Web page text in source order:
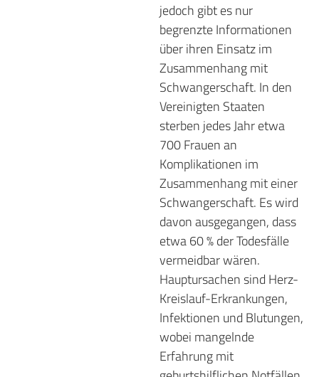
jedoch gibt es nur
begrenzte Informationen
über ihren Einsatz im
Zusammenhang mit
Schwangerschaft. In den
Vereinigten Staaten
sterben jedes Jahr etwa
700 Frauen an
Komplikationen im
Zusammenhang mit einer
Schwangerschaft. Es wird
davon ausgegangen, dass
etwa 60 % der Todesfälle
vermeidbar wären.
Hauptursachen sind Herz-
Kreislauf-Erkrankungen,
Infektionen und Blutungen,
wobei mangelnde
Erfahrung mit